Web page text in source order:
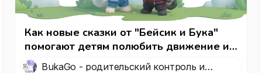
Как новые сказки от "Бейсик и Бука"
помогают детям полюбить движение и
порядок
BukaGo - родительский контроль и